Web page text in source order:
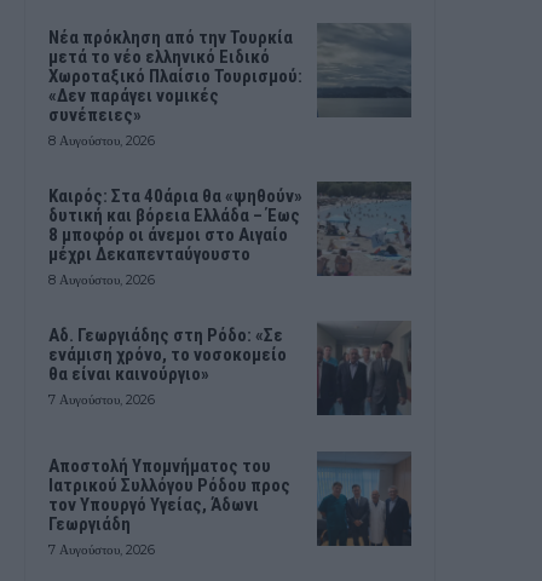
Νέα πρόκληση από την Τουρκία
μετά το νέο ελληνικό Ειδικό
Χωροταξικό Πλαίσιο Τουρισμού:
«Δεν παράγει νομικές
συνέπειες»
8 Αυγούστου, 2026
Καιρός: Στα 40άρια θα «ψηθούν»
δυτική και βόρεια Ελλάδα – Έως
8 μποφόρ οι άνεμοι στο Αιγαίο
μέχρι Δεκαπενταύγουστο
8 Αυγούστου, 2026
Αδ. Γεωργιάδης στη Ρόδο: «Σε
ενάμιση χρόνο, το νοσοκομείο
θα είναι καινούργιο»
7 Αυγούστου, 2026
Αποστολή Υπομνήματος του
Ιατρικού Συλλόγου Ρόδου προς
τον Υπουργό Υγείας, Άδωνι
Γεωργιάδη
7 Αυγούστου, 2026